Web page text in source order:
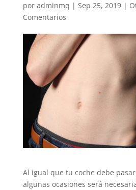
por adminmq | Sep 25, 2019|
Comentarios
Al igual que tu coche debe
algunas ocasiones será